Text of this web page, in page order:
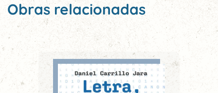
Obras relacionadas